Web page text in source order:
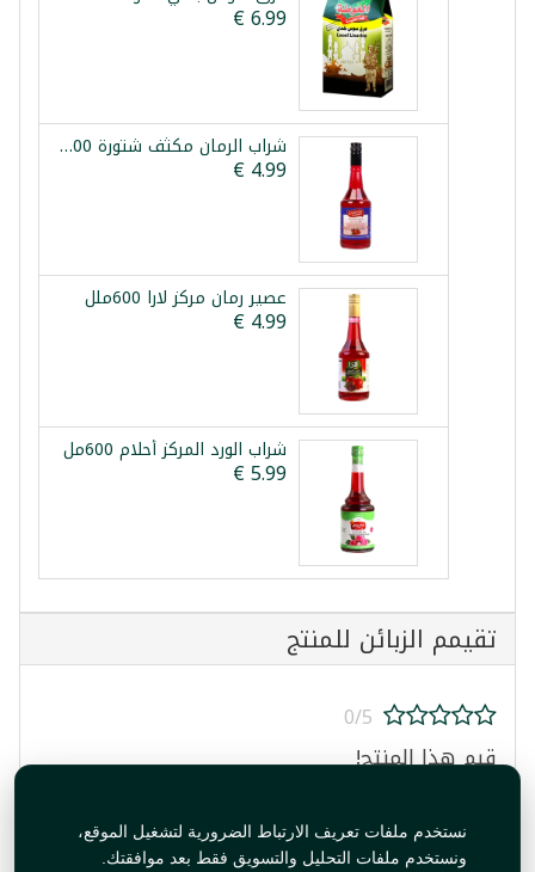
نستخدم ملفات تعريف الارتباط الضرورية لتشغيل الموقع،
ونستخدم ملفات التحليل والتسويق فقط بعد موافقتك.
شراب الرمان مكثف شتورة 600غ
عصير رمان مركز لارا 600ملل
شراب الورد المركز أحلام 600مل
تقيمم الزبائن للمنتج
0/5
قيم هذا المنتج!